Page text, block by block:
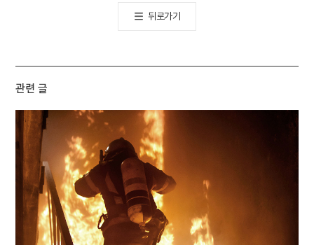
뒤로가기
관련 글